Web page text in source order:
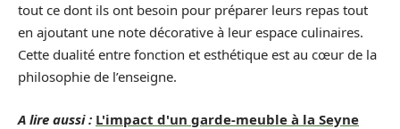
tout ce dont ils ont besoin pour préparer leurs repas tout
en ajoutant une note décorative à leur espace culinaires.
Cette dualité entre fonction et esthétique est au cœur de la
philosophie de l’enseigne.
A lire aussi : L'impact d'un garde-meuble à la Seyne